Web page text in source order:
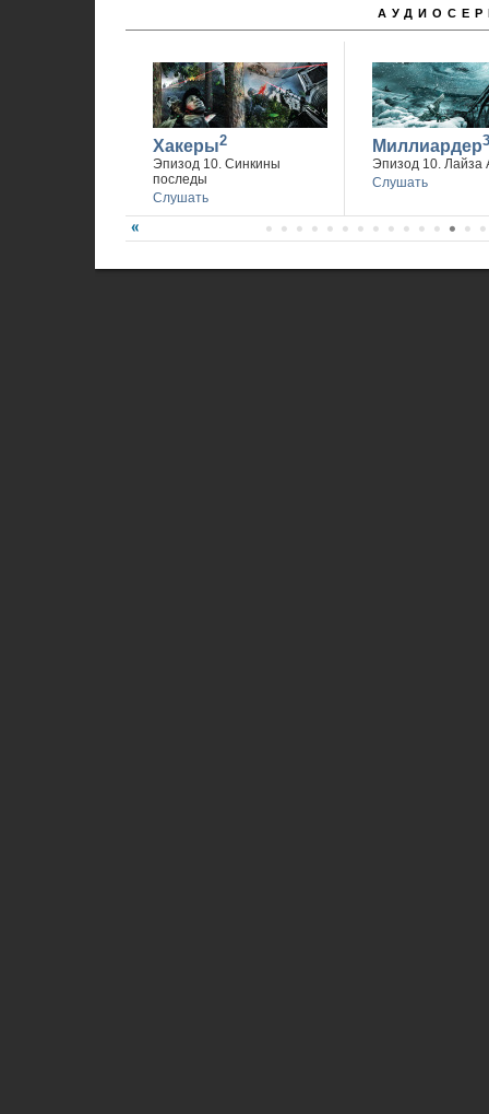
Хакеры2
Эпизод 10. Синкины
последы
Слушать
Миллиардер3
Эпизод 10. Лайза
Слушать